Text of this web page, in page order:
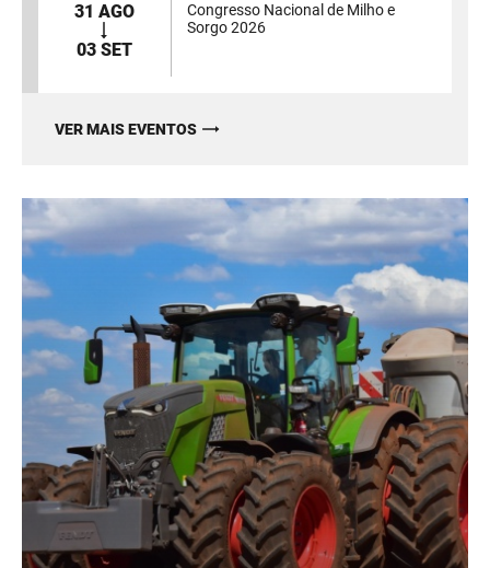
31 AGO
03 SET
Congresso Nacional de Milho e
Sorgo 2026
VER MAIS EVENTOS